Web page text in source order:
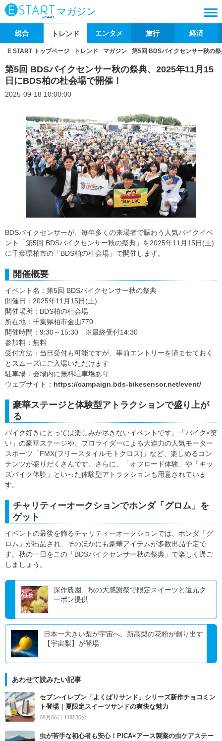
マガジン
総合 トレンド エンタメ 旅行 経済
E START トップページ トレンド マガジン 第5回 BDSバイクセンサー秋の
第5回 BDSバイクセンサー秋の祭典、2025年11月15
日にBDS柏の杜会場で開催！
2025-09-18 10:00:00
BDSバイクセンサーが、毎年多くの来場者で賑わう人気バイクイベ
ント「第5回 BDSバイクセンサー秋の祭典」を2025年11月15日(土)
に千葉県柏市の「BDS柏の杜会場」で開催します。
開催概要
イベント名：第5回 BDSバイクセンサー秋の祭典
開催日：2025年11月15日(土)
開催場所：BDS柏の杜会場
所在地：千葉県柏市金山770
開催時間：9:30～15:30 ※最終受付14:30
参加料：無料
受付方法：当日受付も可能ですが、事前エントリーを済ませておく
とスムーズにご入場いただけます
駐車場：会場内に無料駐車場あり
ウェブサイト： https://campaign.bds-bikesensor.net/event/
豪華ステージと体験型アトラクションで盛り上が
る
バイク好きにとっては楽しみが尽きないイベントです。「バイク×笑
い」の豪華ステージや、プロライダーによる大迫力の人気モーター
スポーツ「FMX(フリースタイルモトクロス)」など、楽しめるコン
テンツが盛りだくさんです。さらに、「オフロード体験」や「キッ
ズバイク体験」といった体験型アトラクションも用意されていま
す。
チャリティーオークションでホンダ「グロム」を
ゲット
イベントの最後を飾るチャリティーオークションでは、ホンダ「グ
ロム」が出品され、そのほかにも豪華アイテムが多数出品予定で
す。秋の一日をこの「BDSバイクセンサー秋の祭典」で楽しく過ご
しましょう。
深作農園、秋の大感謝祭で限定スイーツと還元ク
ーポン提供
日本一大きい梨が宇宙へ、新高梨の花粉が創り出す
【宇宙梨】が登場
あわせて読みたい記事
セブン‐イレブン「よくばりサンド」シリーズ新作チョコミン
ト登場｜夏限定スイーツサンドの爽快な魅力
08月06日 11時30分
虫が苦手な初心者も安心！PICA×アース製薬の虫ケアステー